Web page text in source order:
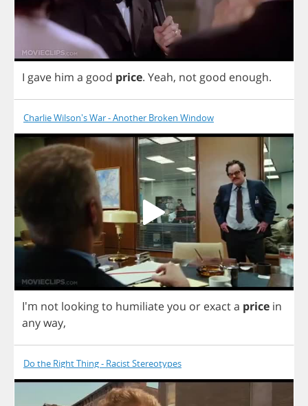
I gave him a good price. Yeah, not good enough.
Charlie Wilson's War - Another Broken Window
I'm not lookingto humiliateyou or exacta price in
anyway,
Do the Right Thing - Racist Stereotypes